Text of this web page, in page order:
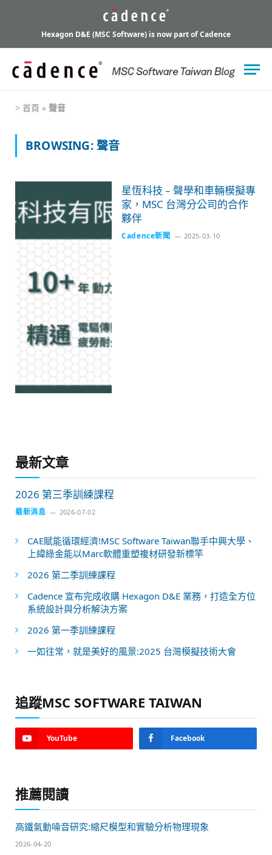
Hexagon D&E (MSC Software) is now part of Cadence
> 首頁 » 聲音
BROWSING:聲音
星恆科技 – 聲學和車輛模擬專
家，MSC 台灣分公司的合作
夥伴
Cadence新聞 2025-03-10
最新文章
2026 第三季訓練課程
最新消息 2026-07-02
CAE賦能循環經濟!MSC Software Taiwan聯手中興大學、
上緯綠金能以Marc軟體重塑複材研發新標竿
2026 第二季訓練課程
Cadence 宣布完成收購 Hexagon D&E 業務，打造全方位
系統設計與分析解決方案
2026 第一季訓練課程
一如往常，就是美好的風景:2025 台灣模擬技術大會
追蹤MSC SOFTWARE TAIWAN
YouTube Facebook
推薦閱讀
高鐵氣動噪音研究:縮尺模型和實驗分析物理現象
2026-04-20